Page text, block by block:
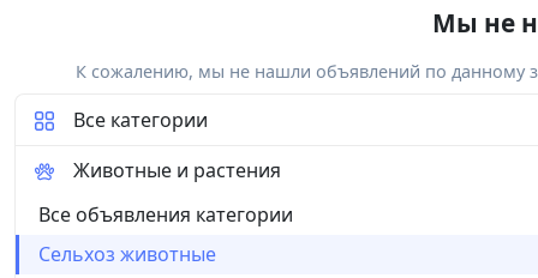
Мы не
К сожалению, мы не нашли объявлений по данному
Все категории
Животные и растения
Все объявления категории
Сельхоз животные